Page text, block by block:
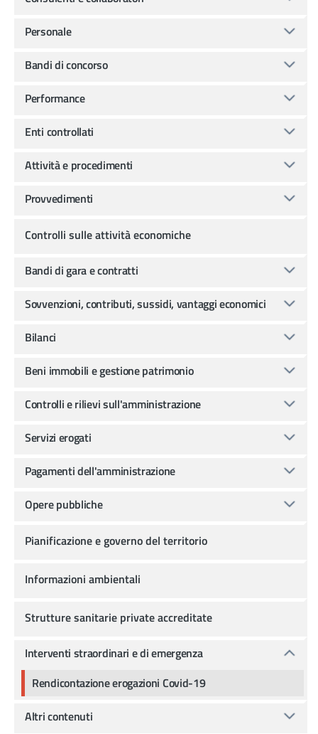
Personale
Bandi di concorso
Performance
Enti controllati
Attività e procedimenti
Provvedimenti
Controlli sulle attività economiche
Bandi di gara e contratti
Sovvenzioni, contributi, sussidi, vantaggi economici
Bilanci
Beni immobili e gestione patrimonio
Controlli e rilievi sull'amministrazione
Servizi erogati
Pagamenti dell'amministrazione
Opere pubbliche
Pianificazione e governo del territorio
Informazioni ambientali
Strutture sanitarie private accreditate
Interventi straordinari e di emergenza
Rendicontazione erogazioni Covid-19
Altri contenuti